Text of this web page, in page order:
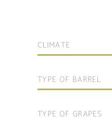
CLIMATE
TYPE OF BARREL
TYPE OF GRAPES